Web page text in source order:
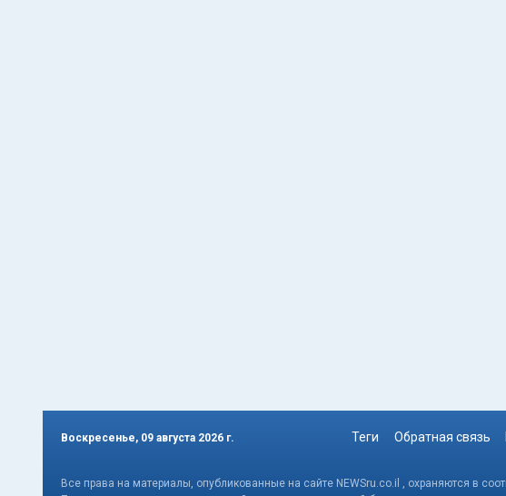
Воскресенье, 09 августа 2026 г. Теги Обратная связь
Все права на материалы, опубликованные на сайте NEWSru.co.il , охраняются в